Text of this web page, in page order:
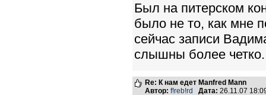
Был на питерском
было не то, как мне
сейчас записи
слышны более четко.
Re: К нам едет Manfred Mann
Автор: f!reb!rd Дата: 26.11.07